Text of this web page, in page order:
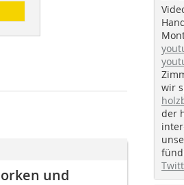
und
wir
der